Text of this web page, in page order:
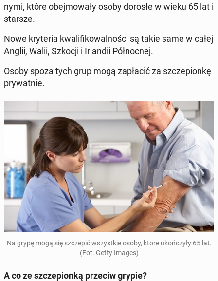
ny­mi, które obej­mo­wa­ły osoby dorosłe w wieku 65 lat i
starsze.
Nowe kry­te­ria kwa­li­fi­ko­wal­no­ści są takie same w całej
Anglii, Walii, Szkocji i Ir­lan­dii Pół­noc­nej.
Osoby spoza tych grup mogą za­pła­cić za szcze­pion­kę
pry­wat­nie.
Na grypę mogą się szcze­pić wszyst­kie osoby, ktore ukoń­czy­ły 65 lat.
(Fot. Getty Images)
A co ze szcze­pion­ką przeciw grypie?